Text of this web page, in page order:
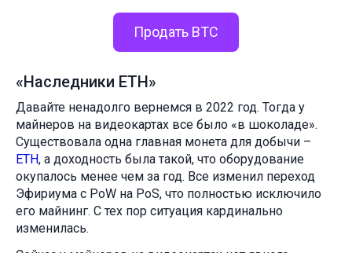
Продать BTC
«Наследники ETH»
Давайте ненадолго вернемся в 2022 год. Тогда у
майнеров на видеокартах все было «в шоколаде».
Существовала одна главная монета для добычи –
ETH, а доходность была такой, что оборудование
окупалось менее чем за год. Все изменил переход
Эфириума с PoW на PoS, что полностью исключило
его майнинг. С тех пор ситуация кардинально
изменилась.